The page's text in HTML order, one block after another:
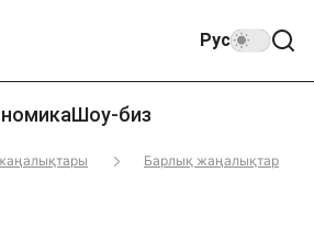
Рус
Шоу-биз
Барлық жаңалықтар